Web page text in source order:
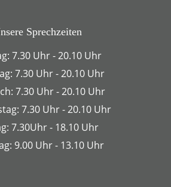
Sprechzeiten
7.30 Uhr - 20.10 Uhr
7.30 Uhr - 20.10 Uhr
7.30 Uhr - 20.10 Uhr
7.30 Uhr - 20.10 Uhr
7.30Uhr - 18.10 Uhr
9.00 Uhr - 13.10 Uhr